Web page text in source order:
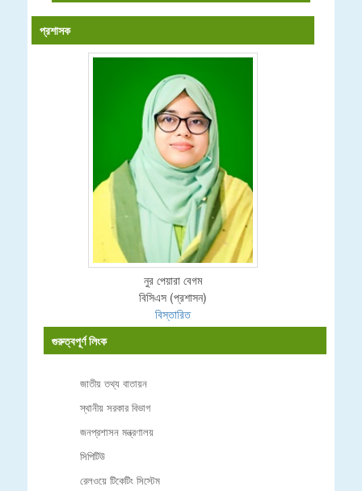
প্রশাসক
নুর পেয়ারা বেগম
বিসিএস (প্রশাসন)
বিস্তারিত
গুরুত্বপূর্ণ লিংক
জাতীয় তথ্য বাতায়ন
স্থানীয় সরকার বিভাগ
জনপ্রশাসন মন্ত্রণালয়
সিপিটিউ
রেলওয়ে টিকেটিং সিস্টেম